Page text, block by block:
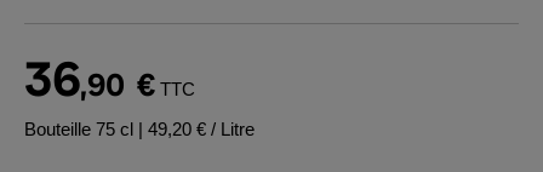
36,90 € TTC
Bouteille 75 cl | 49,20 € / Litre